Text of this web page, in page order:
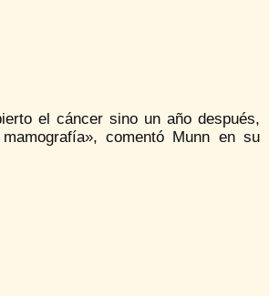
el cáncer sino un año después,
comentó Munn en su